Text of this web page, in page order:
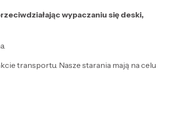
wypaczaniu się deski,
transportu. Nasze starania mają na celu